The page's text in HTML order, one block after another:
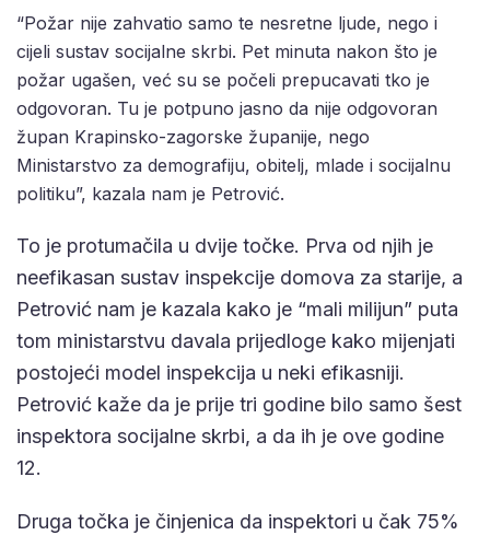
“Požar nije zahvatio samo te nesretne ljude, nego i
cijeli sustav socijalne skrbi. Pet minuta nakon što je
požar ugašen, već su se počeli prepucavati tko je
odgovoran. Tu je potpuno jasno da nije odgovoran
župan Krapinsko-zagorske županije, nego
Ministarstvo za demografiju, obitelj, mlade i socijalnu
politiku”, kazala nam je Petrović.
To je protumačila u dvije točke. Prva od njih je
neefikasan sustav inspekcije domova za starije, a
Petrović nam je kazala kako je “mali milijun” puta
tom ministarstvu davala prijedloge kako mijenjati
postojeći model inspekcija u neki efikasniji.
Petrović kaže da je prije tri godine bilo samo šest
inspektora socijalne skrbi, a da ih je ove godine
12.
Druga točka je činjenica da inspektori u čak 75%